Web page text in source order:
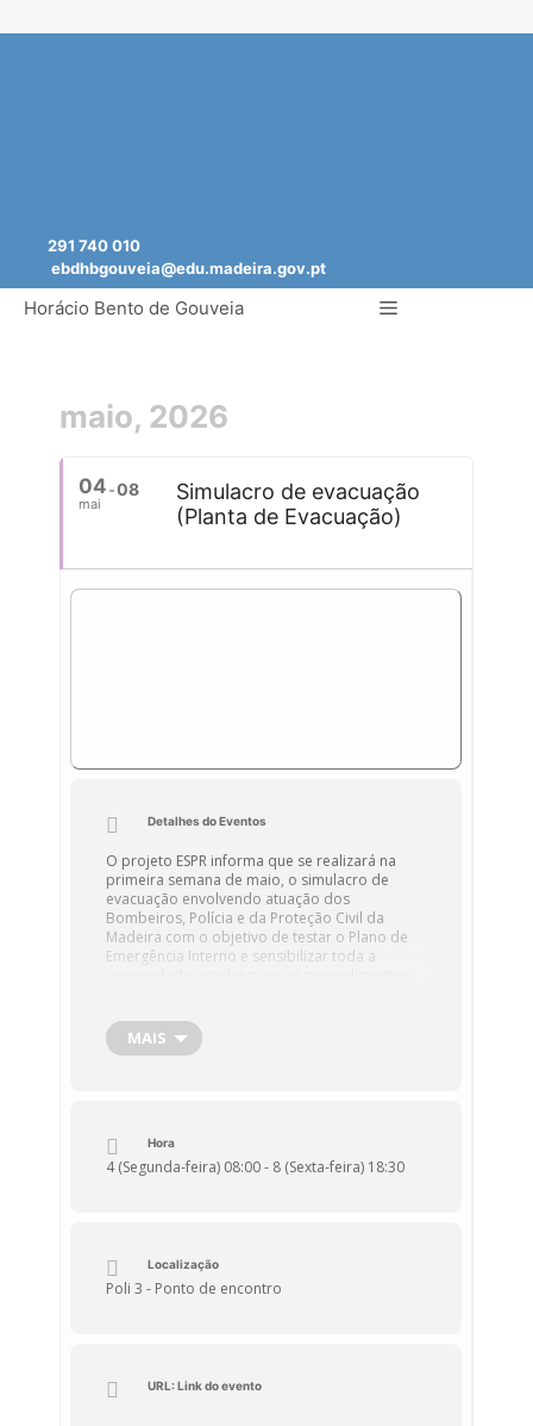
291 740 010
ebdhbgouveia@edu.madeira.gov.pt
Horácio Bento de Gouveia Menu
maio, 2026
04
mai
08
Simulacro de evacuação
(Planta de Evacuação)
Detalhes do Eventos
O projeto ESPR informa que se realizará na
primeira semana de maio, o simulacro de
evacuação envolvendo atuação dos
Bombeiros, Polícia e da Proteção Civil da
Madeira com o objetivo de testar o Plano de
Emergência Interno e sensibilizar toda a
realização. A realização deste simulacro
poderá implicar a movimentação de um
alarme. Relembramos os procedimentos do
exercício de evacuação a ter em conta pela
MAIS
Hora
4 (Segunda-feira) 08:00 - 8 (Sexta-feira) 18:30
Localização
Poli 3 - Ponto de encontro
URL: Link do evento